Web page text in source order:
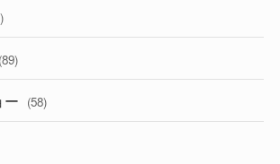
(6)
(89)
ー (58)